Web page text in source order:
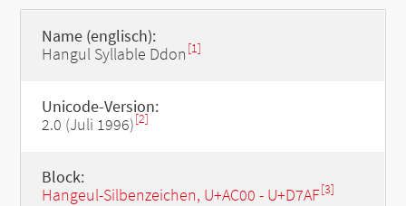
Name (englisch):
Hangul Syllable Ddon [1]
Unicode-Version:
2.0 (Juli 1996)[2]
Block:
Hangeul-Silbenzeichen, U+AC00 - U+D7AF[3]